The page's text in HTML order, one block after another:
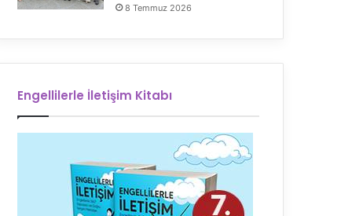
8 Temmuz 2026
Engellilerle İletişim Kitabı